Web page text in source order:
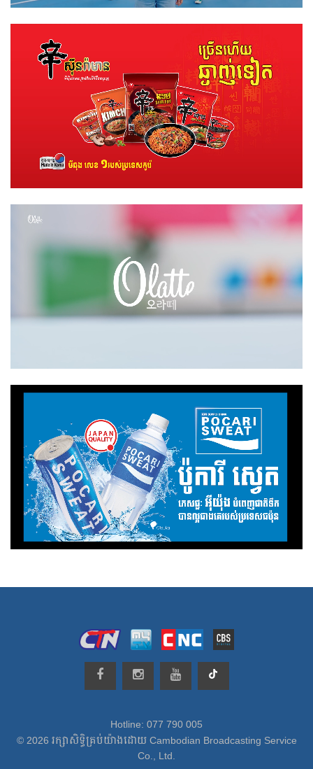
Hotline: 077 790 005
© 2026 រក្សាសិទ្ធិគ្រប់យ៉ាងដោយ Cambodian Broadcasting Service
Co., Ltd.